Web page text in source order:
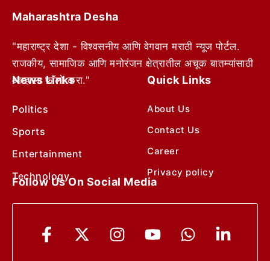
Maharashtra Desha
"महाराष्ट्र देशा - विश्वसनीय आणि वेगवान मराठी न्यूज पोर्टल.
राजकीय, सामाजिक आणि मनोरंजन क्षेत्रातील अचूक बातम्यांसाठी
आम्हाला फॉलो करा."
News Links
Politics
Sports
Entertainment
Technology
Quick Links
About Us
Contact Us
Career
Privacy policy
Follow Us On Social Media